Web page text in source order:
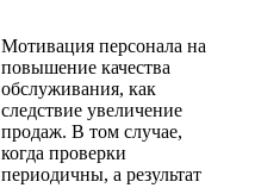
Мотивация персонала на
повышение качества
обслуживания, как
следствие увеличение
продаж. В том случае,
когда проверки
периодичны, а результат